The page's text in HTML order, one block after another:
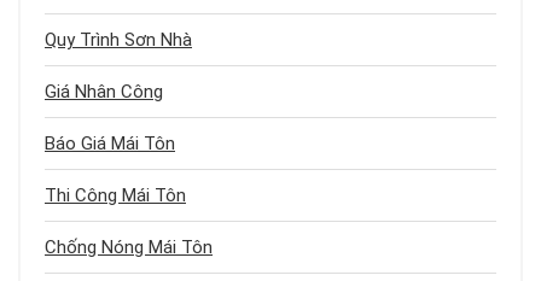
Quy Trình Sơn Nhà
Giá Nhân Công
Báo Giá Mái Tôn
Thi Công Mái Tôn
Chống Nóng Mái Tôn